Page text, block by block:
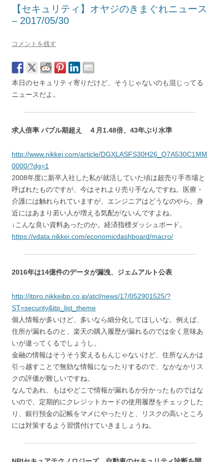
【セキュリティ】オヤジのきまぐれニュース
– 2017/05/30
コメントを残す
本日のセキュリティ寄りだけど、そうじゃないのも混じってる
ニュースだよ。
求人倍率 バブル期超え ４月1.48倍、43年ぶり水準
http://www.nikkei.com/article/DGXLASFS30H26_Q7A530C1MM
0000/?dg=1
2008年度に新卒入社した私が就活していた頃は超売り手市場と
呼ばれたものですが、今はそれより売り手なんですね。医療・
介護には触れられていますが、エンジニアはどうなのやら。身
近にはあまり若い人が増える気配がないんですよね。
↓こんな良い資料あったのか。経済指標ダッシュボード。
https://vdata.nikkei.com/economicdashboard/macro/
2016年は14億件のデータが漏洩、ジェムアルト公表
http://itpro.nikkeibp.co.jp/atcl/news/17/052901525/?
ST=security&itp_list_theme
個人情報が多いけど、多いなら細分化してほしいな。例えば、
住所が漏れるのと、楽天の購入履歴が漏れるのでは全く意味あ
いが違ってくるでしょうし。
金融の情報はそうそう変えるもんじゃないけど、住所なんかは
引っ越すことで無効な情報になったりするので、なかなかリス
クの評価が難しいですね。
なんであれ、もはやどこで情報が漏れるか分かったものではな
いので、定期的にクレジットカードの使用履歴をチェックした
り、銀行預金の記帳をマメにやったりと、リスクの高いところ
には対策するよう習慣付けていきましょうね。